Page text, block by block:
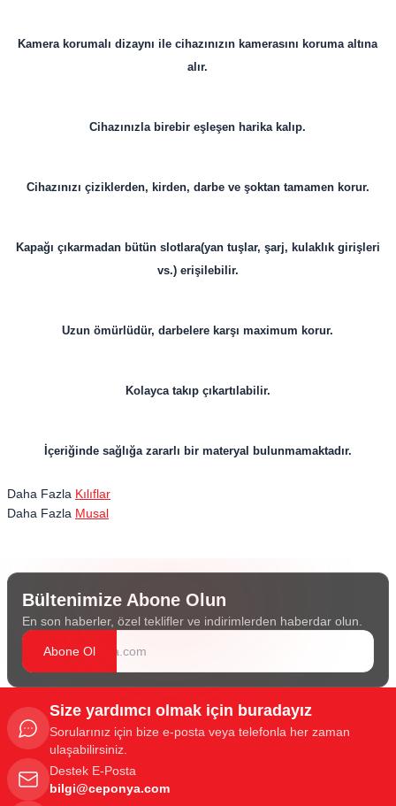
Kamera korumalı dizaynı ile cihazınızın kamerasını koruma altına
alır.
Cihazınızla birebir eşleşen harika kalıp.
Cihazınızı çiziklerden, kirden, darbe ve şoktan tamamen korur.
Kapağı çıkarmadan bütün slotlara(yan tuşlar, şarj, kulaklık girişleri
vs.) erişilebilir.
Uzun ömürlüdür, darbelere karşı maximum korur.
Kolayca takıp çıkartılabilir.
İçeriğinde sağlığa zararlı bir materyal bulunmamaktadır.
Daha Fazla Kılıflar
Daha Fazla Musal
Bültenimize Abone Olun
En son haberler, özel teklifler ve indirimlerden haberdar olun.
Abone Ol
Size yardımcı olmak için buradayız
Sorularınız için bize e-posta veya telefonla her zaman
ulaşabilirsiniz.
Destek E-Posta
bilgi@ceponya.com